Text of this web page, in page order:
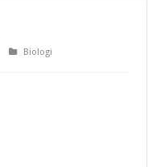
Biologi